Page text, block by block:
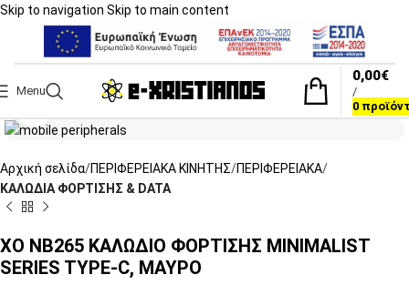
Skip to navigation Skip to main content
Menu
0
/
0,00€
Click to enlarge
Αρχική σελίδα ΠΕΡΙΦΕΡΕΙΑΚΑ ΚΙΝΗΤΗΣ ΠΕΡΙΦΕΡΕΙΑΚΑ
ΚΑΛΩΔΙΑ ΦΟΡΤΙΣΗΣ & DATA
XO NB265 ΚΑΛΩΔΙΟ ΦΟΡΤΙΣΗΣ MINIMALIST
SERIES TYPE-C, ΜΑΥΡΟ